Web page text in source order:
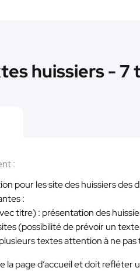
huissiers - 7
:
pour les site des huissiers des
:
titre) : présentation des
(possibilité de prévoir un
textes attention à ne
la page d’accueil et doit refléter